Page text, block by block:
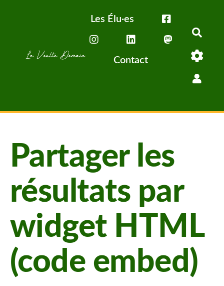
Aller au contenu principal
Les Élu·es
Contact
Partager les
résultats par
widget HTML
(code embed)